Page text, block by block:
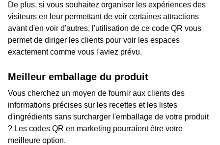
De plus, si vous souhaitez organiser les expériences des
visiteurs en leur permettant de voir certaines attractions
avant d'en voir d'autres, l'utilisation de ce code QR vous
permet de diriger les clients pour voir les espaces
exactement comme vous l'aviez prévu.
Meilleur emballage du produit
Vous cherchez un moyen de fournir aux clients des
informations précises sur les recettes et les listes
d'ingrédients sans surcharger l'emballage de votre produit
? Les codes QR en marketing pourraient être votre
meilleure option.